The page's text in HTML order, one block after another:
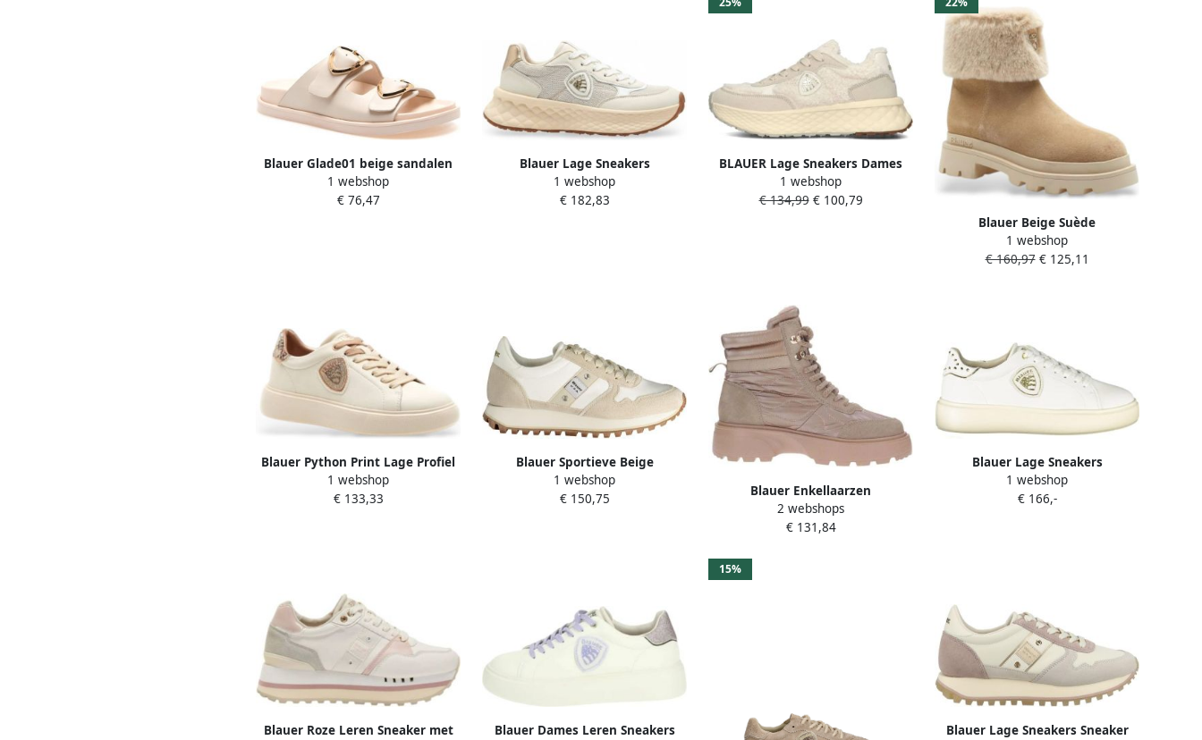
Blauer Glade01 beige sandalen
1 webshop
€ 76,47
Blauer Lage Sneakers
f5lynn01legbecre41
1 webshop
€ 182,83
BLAUER Lage Sneakers Dames
Lynn02 Maat: 39 Materiaal: Leer
Kleur: Beige
1 webshop
€ 134,99€ 100,79
Blauer Beige Suède
Bontgevoerde Winterlaarzen
1 webshop
€ 160,97€ 125,11
Blauer Python Print Lage Profiel
Sneakers
1 webshop
€ 133,33
Blauer Sportieve Beige
Damessneakers met
Contrastdetails Beige Dames
1 webshop
€ 150,75
Blauer Enkellaarzen
2 webshops
€ 131,84
Blauer Lage Sneakers
f5venus01stubiwhi39
1 webshop
€ 166,-
Blauer Roze Leren Sneaker met
Blauer Dames Leren Sneakers
15%
Blauer Lage Sneakers Sneaker